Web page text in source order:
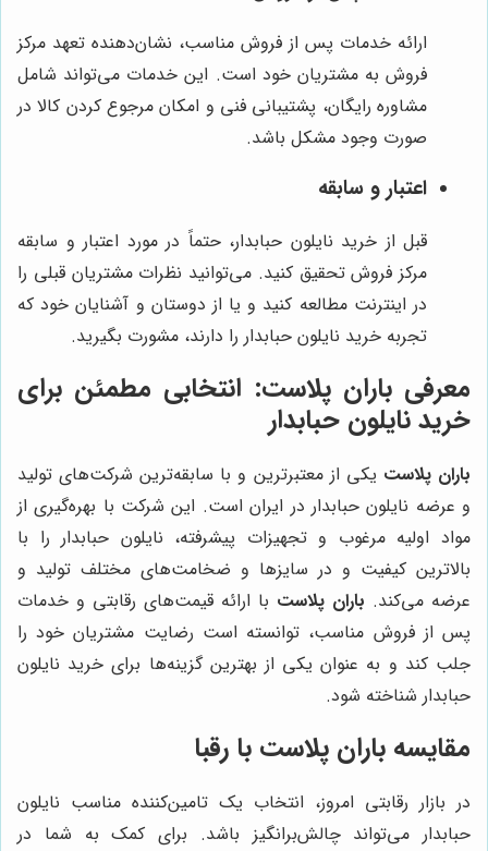
ارائه خدمات پس از فروش مناسب، نشان‌دهنده تعهد مرکز
فروش به مشتریان خود است. این خدمات می‌تواند شامل
مشاوره رایگان، پشتیبانی فنی و امکان مرجوع کردن کالا در
صورت وجود مشکل باشد.
اعتبار و سابقه
قبل از خرید نایلون حبابدار، حتماً در مورد اعتبار و سابقه
مرکز فروش تحقیق کنید. می‌توانید نظرات مشتریان قبلی را
در اینترنت مطالعه کنید و یا از دوستان و آشنایان خود که
تجربه خرید نایلون حبابدار را دارند، مشورت بگیرید.
معرفی باران پلاست: انتخابی مطمئن برای
خرید نایلون حبابدار
باران پلاست یکی از معتبرترین و با سابقه‌ترین شرکت‌های تولید
و عرضه نایلون حبابدار در ایران است. این شرکت با بهره‌گیری از
مواد اولیه مرغوب و تجهیزات پیشرفته، نایلون حبابدار را با
بالاترین کیفیت و در سایزها و ضخامت‌های مختلف تولید و
عرضه می‌کند. باران پلاست با ارائه قیمت‌های رقابتی و خدمات
پس از فروش مناسب، توانسته است رضایت مشتریان خود را
جلب کند و به عنوان یکی از بهترین گزینه‌ها برای خرید نایلون
حبابدار شناخته شود.
مقایسه باران پلاست با رقبا
در بازار رقابتی امروز، انتخاب یک تامین‌کننده مناسب نایلون
حبابدار می‌تواند چالش‌برانگیز باشد. برای کمک به شما در